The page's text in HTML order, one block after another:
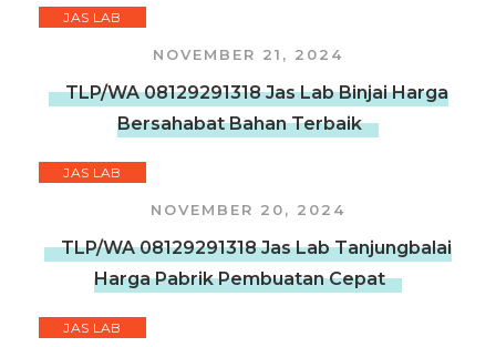
JAS LAB
NOVEMBER 21, 2024
TLP/WA 08129291318 Jas Lab Binjai Harga
Bersahabat Bahan Terbaik
JAS LAB
NOVEMBER 20, 2024
TLP/WA 08129291318 Jas Lab Tanjungbalai
Harga Pabrik Pembuatan Cepat
JAS LAB